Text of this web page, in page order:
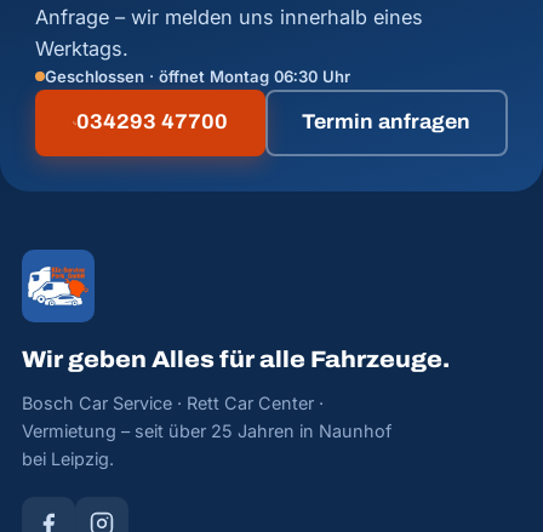
Anfrage – wir melden uns innerhalb eines
Werktags.
Geschlossen · öffnet Montag 06:30 Uhr
034293 47700 Termin anfragen
Wir geben Alles für alle Fahrzeuge.
Bosch Car Service · Rett Car Center ·
Vermietung – seit über 25 Jahren in Naunhof
bei Leipzig.